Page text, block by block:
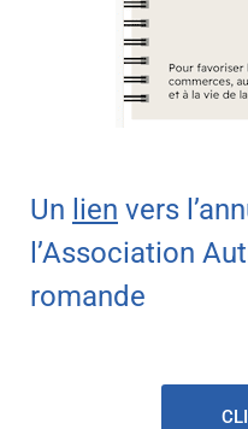
Un lien vers
l’Association
romande